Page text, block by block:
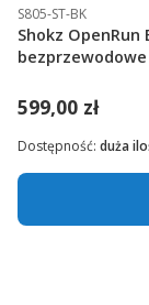
S805-ST-BK
Shokz OpenRun
599,00 zł
Dostępność: duża